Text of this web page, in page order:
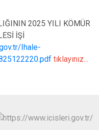
2025 YILI KÖMÜR
İŞİ
Ihale-
tıklayınız...